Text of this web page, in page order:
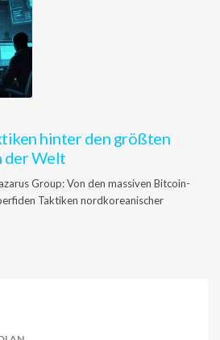
hinter den größten
der Welt
Group: Von den massiven Bitcoin-
Taktiken nordkoreanischer